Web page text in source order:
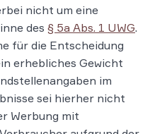
nicht um eine
des § 5a Abs. 1 UWG.
für die Entscheidung
erhebliches Gewicht
im
sei hierher nicht
Werbung mit